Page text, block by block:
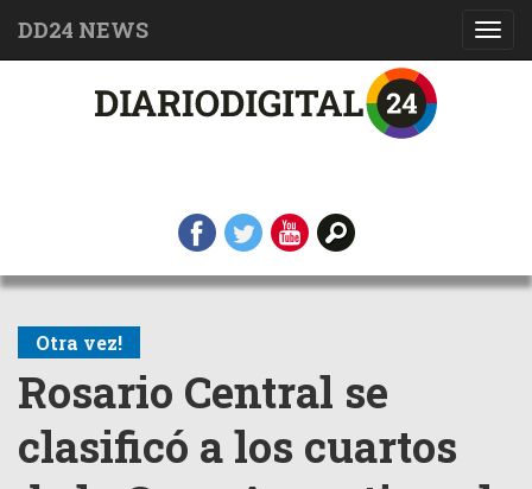
DD24 NEWS
Otra vez!
Rosario Central se
clasificó a los cuartos